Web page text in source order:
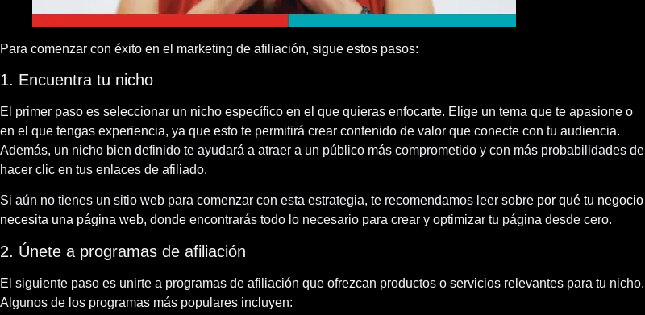
Para comenzar con éxito en el marketing de afiliación, sigue estos pasos:
1. Encuentra tu nicho
El primer paso es seleccionar un nicho específico en el que quieras enfocarte. Elige un tema que te apasione o
en el que tengas experiencia, ya que esto te permitirá crear contenido de valor que conecte con tu audiencia.
Además, un nicho bien definido te ayudará a atraer a un público más comprometido y con más probabilidades de
hacer clic en tus enlaces de afiliado.
Si aún no tienes un sitio web para comenzar con esta estrategia, te recomendamos leer sobre por qué tu negocio
necesita una página web, donde encontrarás todo lo necesario para crear y optimizar tu página desde cero.
2. Únete a programas de afiliación
El siguiente paso es unirte a programas de afiliación que ofrezcan productos o servicios relevantes para tu nicho.
Algunos de los programas más populares incluyen: